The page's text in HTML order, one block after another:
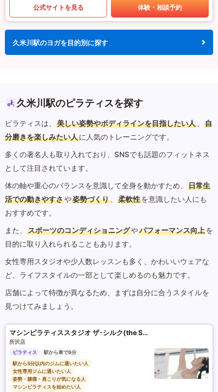
公式サイトを見る 体験・相談予約
久米川駅のヨガを目的別に探す
久米川駅のピラティスを探す
ピラティスは、 美しい姿勢やボディラインを目指したい人 、
自
分磨きを楽しみたい人に人気のトレーニングです。
多くの著名人も取り入れており、SNSでも話題のフィットネス
として注目されています。
体の軸や重心のバランスを意識して全身を動かすため、
日常生
活での動きやすさや姿勢づくり 、 柔軟性 を意識したい人にも
おすすめです。
また、
スポーツのコンディショニングやパフォーマンス向上 を
目的に取り入れられることもあります。
女性専用スタジオや少人数レッスンも多く、かわいいウェアな
ど、ライフスタイルの一部として楽しめるのも魅力です。
店舗によって特徴が異なるため、まずは自分に合うスタイルを
見つけてみましょう。
マシンピラティススタジオ ザ･シルク(the SILK)
所沢店
ピラティス
駅から車で9分
駅から5分以内のジムに通いたい人
女性専用ジムに通いたい人
姿勢・腰痛・肩こりが気になる人
マシンピラティスを始めたい人